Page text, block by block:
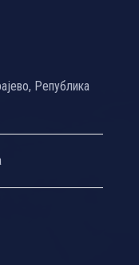
Република